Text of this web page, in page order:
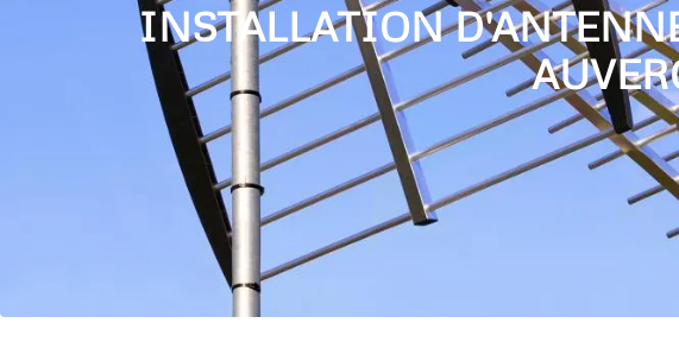
INSTALLATION